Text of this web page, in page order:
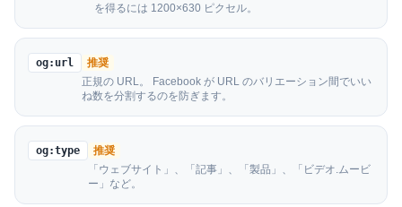
を得るには 1200×630 ピクセル。
og:url
推奨
正規の URL。 Facebook が URL のバリエーション間でいい
ね数を分割するのを防ぎます。
og:type
推奨
「ウェブサイト」、「記事」、「製品」、「ビデオ.ムービ
ー」など。